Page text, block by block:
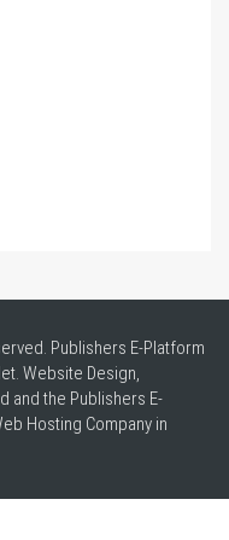
Publishers E-Platform
Website Design,
and the Publishers E-
Hosting Company in